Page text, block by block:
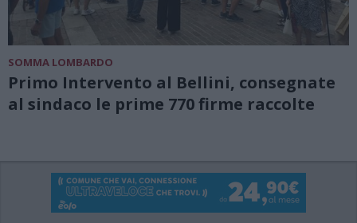
SOMMA LOMBARDO
Primo Intervento al Bellini, consegnate
al sindaco le prime 770 firme raccolte